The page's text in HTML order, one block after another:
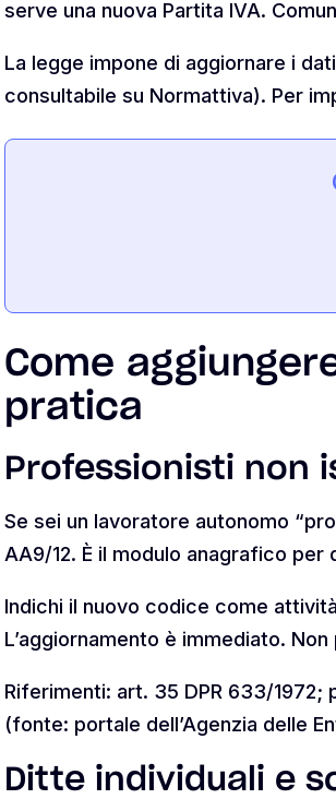
serve una nuova Partita IVA.
La legge impone di aggiornare i
consultabile su Normattiva). Per
Come
pratica
Professionisti non
Se sei un lavoratore autonomo
AA9/12. È il modulo anagrafico
Indichi il nuovo codice come
L’aggiornamento è immediato.
Riferimenti: art. 35 DPR 633/1972;
(fonte: portale dell’Agenzia delle
Ditte individuali e